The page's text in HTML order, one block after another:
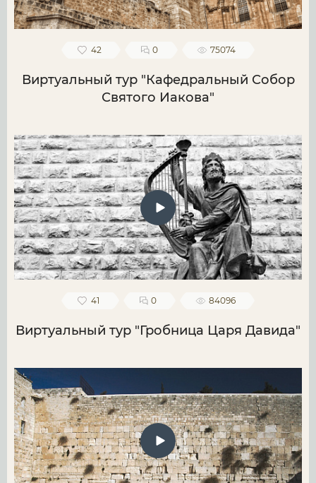
42 0 75074
Виртуальный тур "Кафедральный Собор
Святого Иакова"
41 0 84096
Виртуальный тур "Гробница Царя Давида"